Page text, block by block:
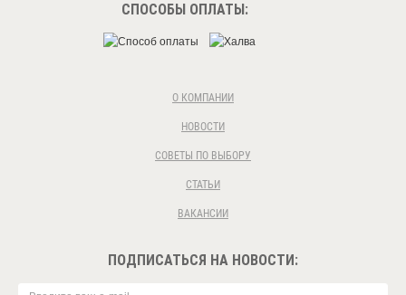
СПОСОБЫ ОПЛАТЫ:
О КОМПАНИИ
НОВОСТИ
СОВЕТЫ ПО ВЫБОРУ
СТАТЬИ
ВАКАНСИИ
ПОДПИСАТЬСЯ НА НОВОСТИ: